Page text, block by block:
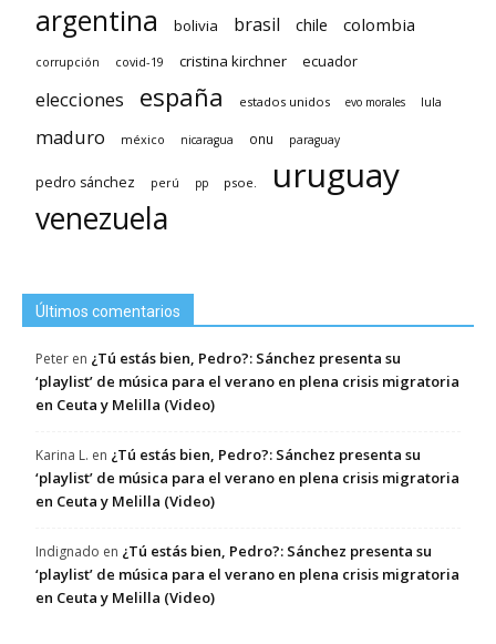
argentina bolivia brasil chile colombia
corrupción covid-19 cristina kirchner ecuador
elecciones españa estados unidos evo morales lula
maduro méxico nicaragua onu paraguay
pedro sánchez perú pp psoe. uruguay
venezuela
Últimos comentarios
Peter en ¿Tú estás bien, Pedro?: Sánchez presenta su
‘playlist’ de música para el verano en plena crisis migratoria
en Ceuta y Melilla (Video)
Karina L. en ¿Tú estás bien, Pedro?: Sánchez presenta su
‘playlist’ de música para el verano en plena crisis migratoria
en Ceuta y Melilla (Video)
Indignado en ¿Tú estás bien, Pedro?: Sánchez presenta su
‘playlist’ de música para el verano en plena crisis migratoria
en Ceuta y Melilla (Video)